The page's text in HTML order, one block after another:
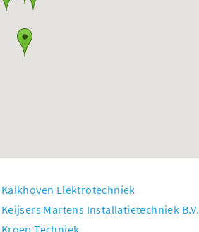
Kalkhoven Elektrotechniek
Keijsers Martens Installatietechniek B.V.
Kroep Techniek